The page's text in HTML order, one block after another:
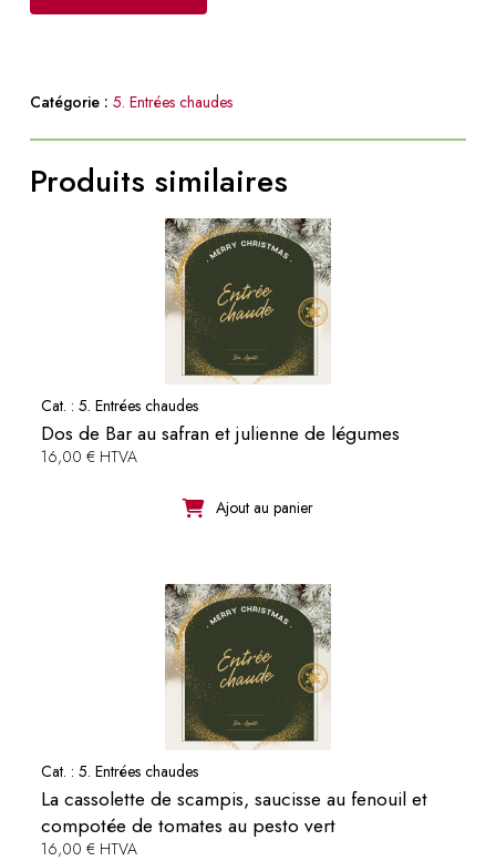
cidre
et
pommes
caramélisées
Catégorie : 5. Entrées chaudes
Produits similaires
Cat. : 5. Entrées chaudes
Dos de Bar au safran et julienne de légumes
16,00 € HTVA
Ajout au panier
Cat. : 5. Entrées chaudes
La cassolette de scampis, saucisse au fenouil et
compotée de tomates au pesto vert
16,00 € HTVA